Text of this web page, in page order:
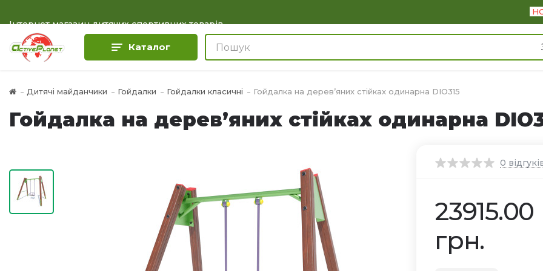
Інтернет магазин дитячих спортивних товарів
Каталог
Дитячі майданчики Гойдалки Гойдалки класичні Гойдалка на дерев’яних стійках одинарна DIO315
Гойдалка на дерев’яних стійках одинарна
0
23915.00
грн.